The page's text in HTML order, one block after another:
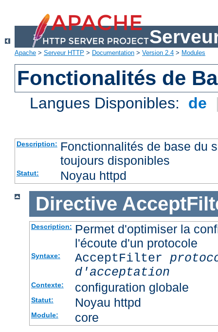
Apache > Serveur HTTP > Documentation > Version 2.4 > Modules
Fonctionalités de
Langues Disponibles: de
Description: Fonctionnalités de base du
toujours disponibles
Statut: Noyau httpd
Directive
Description: Permet d'optimiser la
l'écoute d'un protocole
Syntaxe: AcceptFilter
d'acceptation
Contexte: configuration globale
Statut: Noyau httpd
Module: core